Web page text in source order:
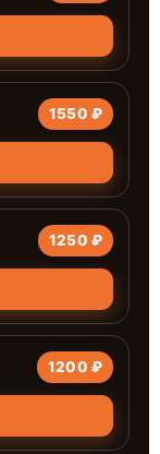
1550 ₽
1250 ₽
1200 ₽